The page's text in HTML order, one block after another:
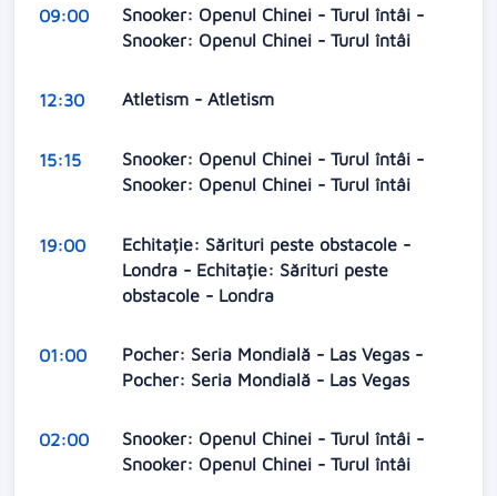
09:00
Snooker: Openul Chinei - Turul întâi -
Snooker: Openul Chinei - Turul întâi
12:30 Atletism - Atletism
15:15
Snooker: Openul Chinei - Turul întâi -
Snooker: Openul Chinei - Turul întâi
19:00
Echitație: Sărituri peste obstacole -
Londra - Echitație: Sărituri peste
obstacole - Londra
01:00
Pocher: Seria Mondială - Las Vegas -
Pocher: Seria Mondială - Las Vegas
02:00
Snooker: Openul Chinei - Turul întâi -
Snooker: Openul Chinei - Turul întâi